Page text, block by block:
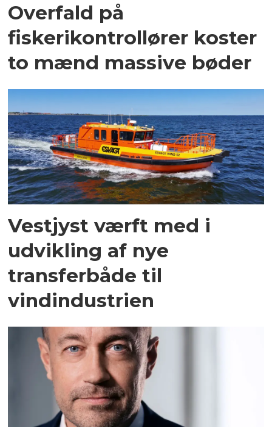
Overfald på
fiskerikontrollører koster
to mænd massive bøder
Vestjyst værft med i
udvikling af nye
transferbåde til
vindindustrien